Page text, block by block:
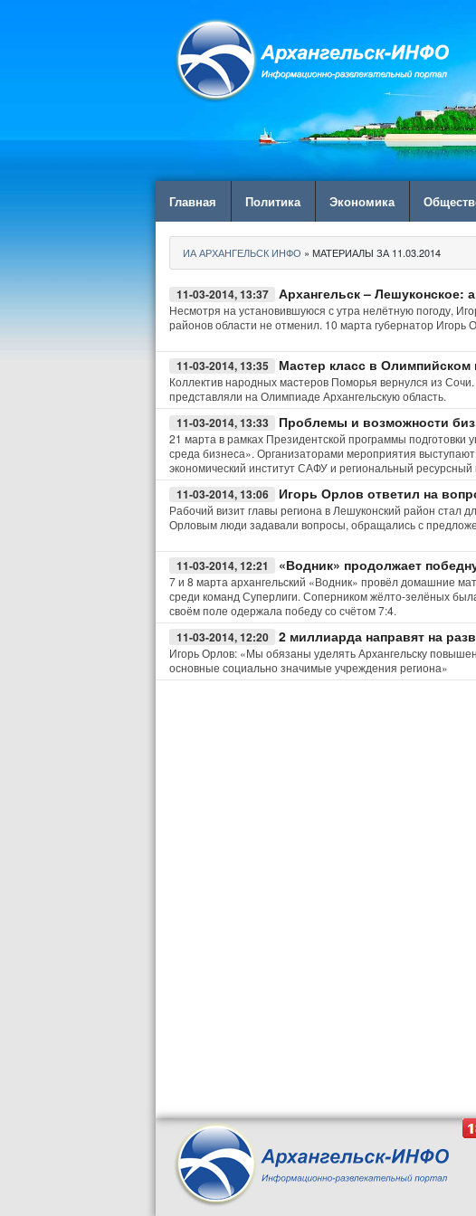
Главная Политика Экономика
ИА АРХАНГЕЛЬСК ИНФО » МАТЕРИАЛЫ ЗА 11.03.2014
11-03-2014, 13:37 Архангельск – Лешуконское:
Несмотря на установившуюся с утра нелётную погоду,
районов области не отменил. 10 марта губернатор
11-03-2014, 13:35 Мастер класс в Олимпийском
Коллектив народных мастеров Поморья вернулся из
представляли на Олимпиаде Архангельскую область.
11-03-2014, 13:33 Проблемы и возможности
21 марта в рамках Президентской программы подготовки
среда бизнеса». Организаторами мероприятия
экономический институт САФУ и региональный ресурсный
11-03-2014, 13:06 Игорь Орлов ответил на
Рабочий визит главы региона в Лешуконский район стал
Орловым люди задавали вопросы, обращались с
11-03-2014, 12:21 «Водник» продолжает
7 и 8 марта архангельский «Водник» провёл домашние
среди команд Суперлиги. Соперником жёлто-зелёных
своём поле одержала победу со счётом 7:4.
11-03-2014, 12:20 2 миллиарда направят на
Игорь Орлов: «Мы обязаны уделять Архангельску
основные социально значимые учреждения региона»